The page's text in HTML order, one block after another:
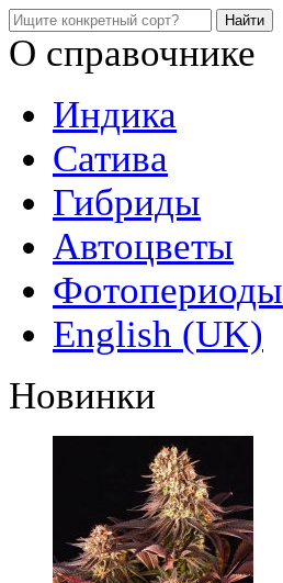
О справочнике
Индика
Сатива
Гибриды
Автоцветы
Фотопериоды
English (UK)
Новинки